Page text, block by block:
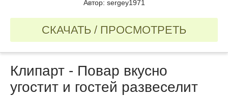
Автор: sergey1971
СКАЧАТЬ / ПРОСМОТРЕТЬ
Клипарт - Повар вкусно
угостит и гостей развеселит